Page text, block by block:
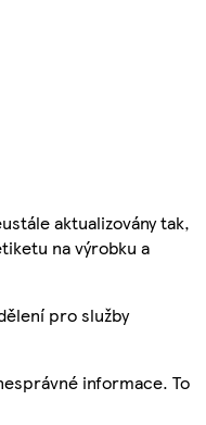
aktualizovány tak,
na výrobku a
pro služby
informace. To